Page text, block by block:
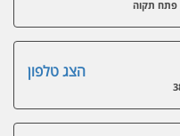
הצג טלפון